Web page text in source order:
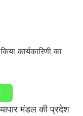
मंडल की प्रदेश